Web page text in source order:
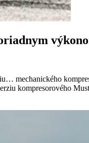
mechanického
kompresorového